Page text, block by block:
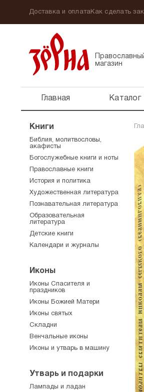
Доставка и оплатаКак сделать
магазин
Главная Каталог
Книги
Библия, молитвословы,
акафисты
Богослужебные книги и ноты
Православные книги
История и политика
Художественная литература
Познавательная литература
Образовательная
литература
Детские книги
Календари и журналы
Иконы
Иконы Спасителя и
праздников
Иконы Божией Матери
Иконы святых
Складни
Венчальные иконы
Иконы и утварь в машину
Утварь и подарки
Лампады и ладан